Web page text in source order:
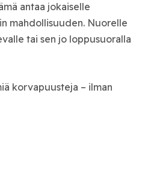
antaa jokaiselle
mahdollisuuden. Nuorelle
tai sen jo loppusuoralla
korvapuusteja – ilman